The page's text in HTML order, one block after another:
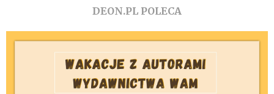
DEON.PL POLECA